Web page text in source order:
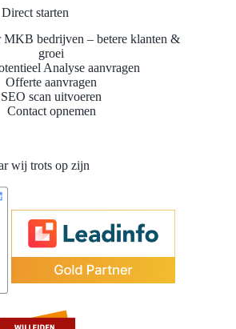
Direct starten
bedrijven – betere klanten &
groei
Analyse aanvragen
Offerte aanvragen
SEO scan uitvoeren
Contact opnemen
wij trots op zijn